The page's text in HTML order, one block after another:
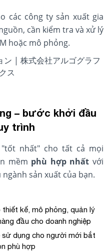
các công ty sản xuất gia
cần kiểm tra và xử lý
hoặc mô phỏng.
– bước khởi đầu
trình
nhất" cho tất cả mọi
mềm phù hợp nhất với
sản xuất của bạn.
kế, mô phỏng, quản lý
đầu cho doanh nghiệp
sử dụng cho người mới bắt
phù hợp